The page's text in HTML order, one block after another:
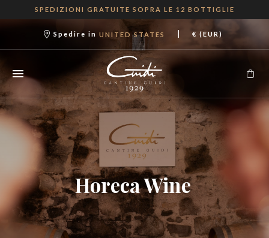
SPEDIZIONI GRATUITE SOPRA LE 12 BOTTIGLIE
Spedire in UNITED STATES | € (EUR)
Horeca Wine